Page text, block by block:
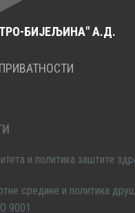
БИЈЕЉИНА" А.Д.
и политика заштите
средине и политика
9001